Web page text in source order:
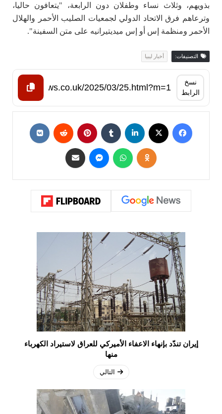
بذويهم، وثلاث نساء وطفلان دون الرابعة، "يتعافون حاليا،
وترعاهم فرق الاتحاد الدولي لجمعيات الصليب الأحمر والهلال
الأحمر ومنظمة إس أو إس ميديتيرانيه على متن السفينة".
التصنيفات: أخبار ليبيا
نسخ
الرابط
إيران تندّد بإنهاء الاعفاء الأميركي للعراق لاستيراد الكهرباء
منها
التالي